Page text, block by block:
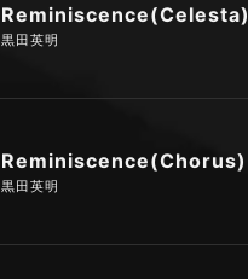
Reminiscence(Celesta)
黒田英明
Reminiscence(Chorus)
黒田英明